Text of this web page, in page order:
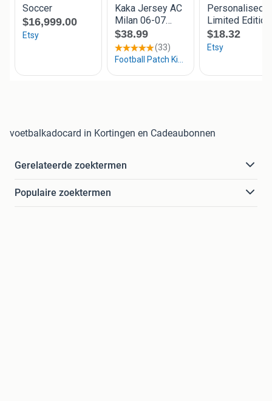
voetbalkadocard in Kortingen en Cadeaubonnen
Gerelateerde zoektermen
Populaire zoektermen